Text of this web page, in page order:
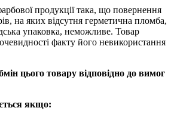
продукції така, що повернення
на яких відсутня герметична пломба,
упаковка, неможливе. Товар
факту його невикористання
цього товару відповідно до вимог
якщо: